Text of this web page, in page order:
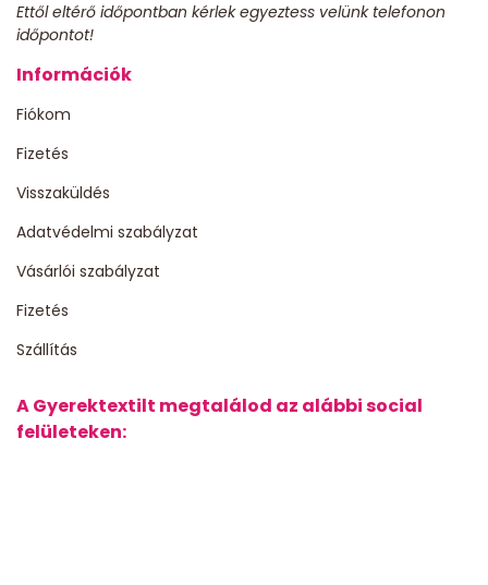
Ettől eltérő időpontban kérlek egyeztess velünk telefonon
időpontot!
Információk
Fiókom
Fizetés
Visszaküldés
Adatvédelmi szabályzat
Vásárlói szabályzat
Fizetés
Szállítás
A Gyerektextilt megtalálod az alábbi social
felületeken: